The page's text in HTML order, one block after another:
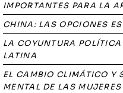
IMPORTANTES PARA LA
CHINA: LAS OPCIONES
LA COYUNTURA
LATINA
EL CAMBIO CLIMÁTICO Y
MENTAL DE LAS MUJERES